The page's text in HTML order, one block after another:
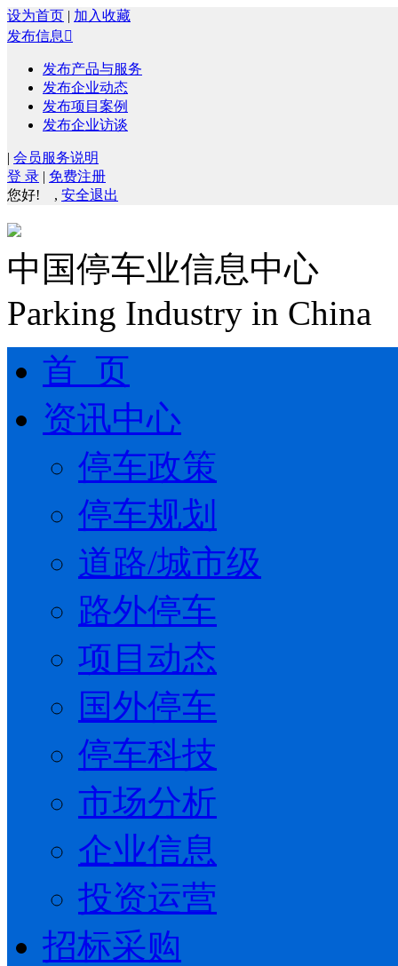
设为首页 | 加入收藏
发布信息 
发布产品与服务
发布企业动态
发布项目案例
发布企业访谈
| 会员服务说明
登 录 | 免费注册
您好!
, 安全退出
中国停车业信息中心
Parking Industry in China
首 页
资讯中心
停车政策
停车规划
道路/城市级
路外停车
项目动态
国外停车
停车科技
市场分析
企业信息
投资运营
招标采购